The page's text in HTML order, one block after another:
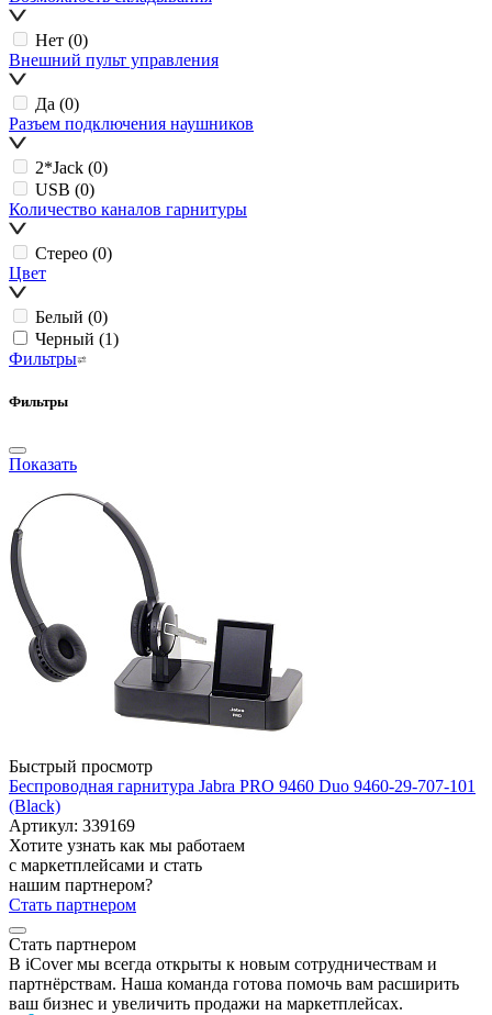
Нет (0)
Внешний пульт управления
Да (0)
Разъем подключения наушников
2*Jack (0)
USB (0)
Количество каналов гарнитуры
Стерео (0)
Цвет
Белый (0)
Черный (1)
Фильтры
Фильтры
Показать
Быстрый просмотр
Беспроводная гарнитура Jabra PRO 9460 Duo 9460-29-707-101
(Black)
Артикул: 339169
Хотите узнать как мы работаем
с маркетплейсами и стать
нашим партнером?
Стать партнером
Стать партнером
В iCover мы всегда открыты к новым сотрудничествам и
партнёрствам. Наша команда готова помочь вам расширить
ваш бизнес и увеличить продажи на маркетплейсах.